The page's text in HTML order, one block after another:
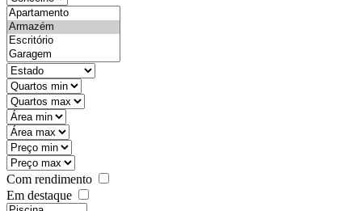
types
state
mintypo
maxtypo
minarea
maxarea
minprice
maxprice
Com rendimento
Em destaque